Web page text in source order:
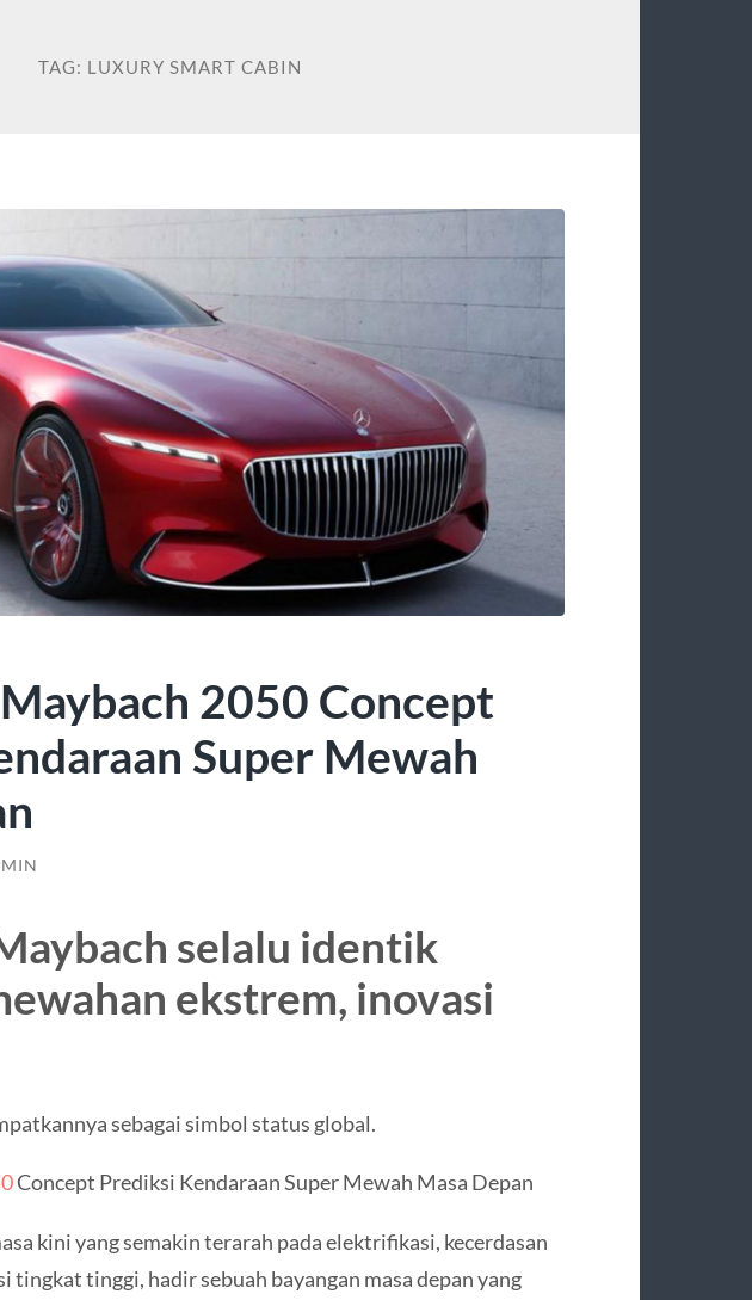
TAG: LUXURY SMART CABIN
2050 Concept
Super Mewah
selalu identik
ekstrem, inovasi
sebagai simbol status global.
Concept Prediksi Kendaraan Super Mewah Masa Depan
kini yang semakin terarah pada elektrifikasi, kecerdasan
tingkat tinggi, hadir sebuah bayangan masa depan yang